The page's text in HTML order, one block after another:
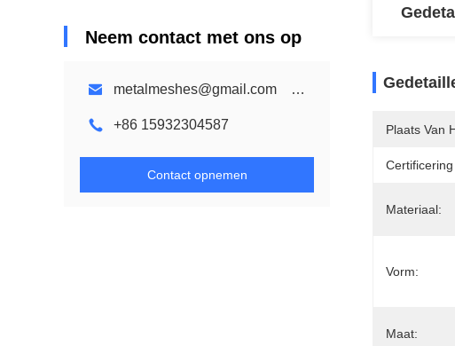
Neem contact met ons op
metalmeshes@gmail.com karen@bmmetalmesh.com
+86 15932304587
Contact opnemen
Plaats Van
Certificering
Materiaal:
Vorm:
Maat: